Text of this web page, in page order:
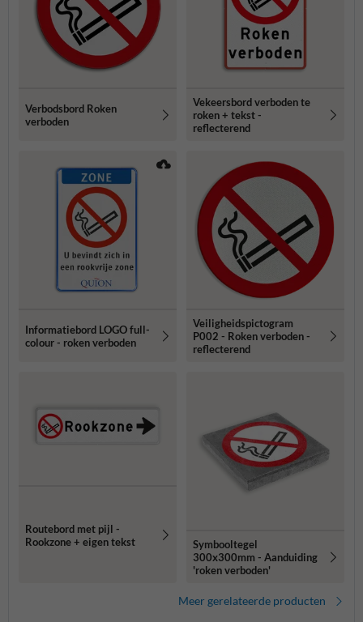
Verbodsbord Roken
verboden
Vekeersbord verboden te
roken + tekst -
reflecterend
Informatiebord LOGO full-
colour - roken verboden
Veiligheidspictogram
P002 - Roken verboden -
reflecterend
Routebord met pijl -
Rookzone + eigen tekst
Symbooltegel
300x300mm - Aanduiding
'roken verboden'
Meer gerelateerde producten